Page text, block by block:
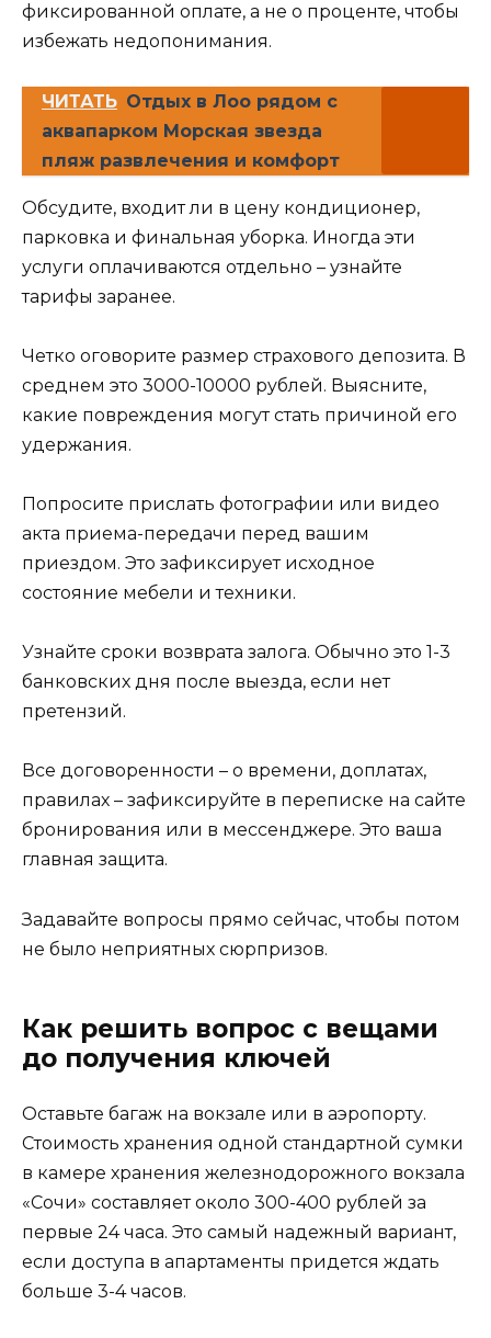
фиксированной оплате, а не о проценте, чтобы
избежать недопонимания.
ЧИТАТЬ Отдых в Лоо рядом с
аквапарком Морская звезда
пляж развлечения и комфорт
Обсудите, входит ли в цену кондиционер,
парковка и финальная уборка. Иногда эти
услуги оплачиваются отдельно – узнайте
тарифы заранее.
Четко оговорите размер страхового депозита. В
среднем это 3000-10000 рублей. Выясните,
какие повреждения могут стать причиной его
удержания.
Попросите прислать фотографии или видео
акта приема-передачи перед вашим
приездом. Это зафиксирует исходное
состояние мебели и техники.
Узнайте сроки возврата залога. Обычно это 1-3
банковских дня после выезда, если нет
претензий.
Все договоренности – о времени, доплатах,
правилах – зафиксируйте в переписке на сайте
бронирования или в мессенджере. Это ваша
главная защита.
Задавайте вопросы прямо сейчас, чтобы потом
не было неприятных сюрпризов.
Как решить вопрос с вещами
до получения ключей
Оставьте багаж на вокзале или в аэропорту.
Стоимость хранения одной стандартной сумки
в камере хранения железнодорожного вокзала
«Сочи» составляет около 300-400 рублей за
первые 24 часа. Это самый надежный вариант,
если доступа в апартаменты придется ждать
больше 3-4 часов.